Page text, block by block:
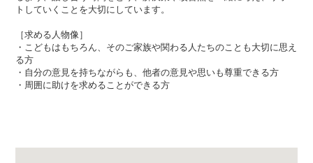
トしていくことを大切にしています。
［求める人物像］
・こどもはもちろん、そのご家族や関わる人たちのことも大切に思え
る方
・自分の意見を持ちながらも、他者の意見や思いも尊重できる方
・周囲に助けを求めることができる方